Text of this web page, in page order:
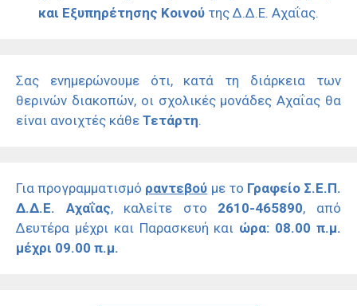
και Εξυπηρέτησης Κοινού της Δ.Δ.Ε. Αχαΐας.
Σας ενημερώνουμε ότι, κατά τη διάρκεια των
θερινών διακοπών, οι σχολικές μονάδες Αχαΐας θα
είναι ανοιχτές κάθε Τετάρτη.
Για προγραμματισμό ραντεβού με το Γραφείο Σ.Ε.Π.
Δ.Δ.Ε. Αχαΐας, καλείτε στο 2610-465890, από
Δευτέρα μέχρι και Παρασκευή και ώρα: 08.00 π.μ.
μέχρι 09.00 π.μ.